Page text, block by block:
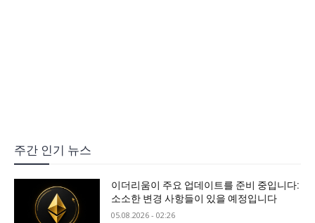
주간 인기 뉴스
이더리움이 주요 업데이트를 준비 중입니다:
소소한 변경 사항들이 있을 예정입니다
05.08.2026 - 02:26